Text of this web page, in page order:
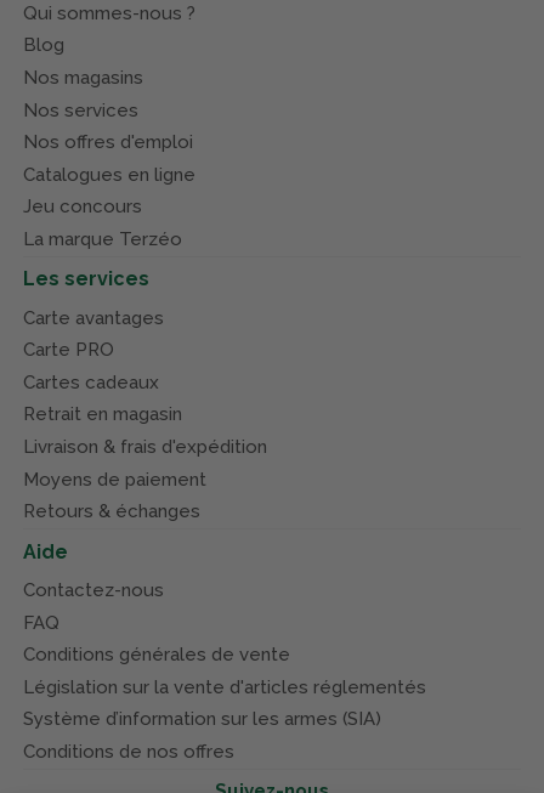
Qui sommes-nous ?
Blog
Nos magasins
Nos services
Nos offres d'emploi
Catalogues en ligne
Jeu concours
La marque Terzéo
Les services
Carte avantages
Carte PRO
Cartes cadeaux
Retrait en magasin
Livraison & frais d'expédition
Moyens de paiement
Retours & échanges
Aide
Contactez-nous
FAQ
Conditions générales de vente
Législation sur la vente d'articles réglementés
Système d’information sur les armes (SIA)
Conditions de nos offres